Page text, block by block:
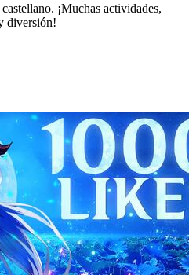
¡Muchas actividades,
diversión!